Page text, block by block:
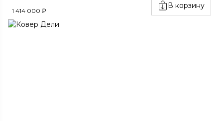
1 414 000 ₽
В корзину